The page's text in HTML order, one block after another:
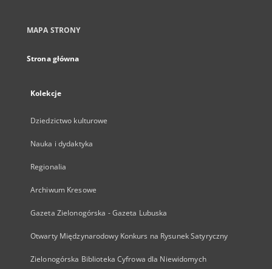
MAPA STRONY
Strona główna
Kolekcje
Dziedzictwo kulturowe
Nauka i dydaktyka
Regionalia
Archiwum Kresowe
Gazeta Zielonogórska - Gazeta Lubuska
Otwarty Międzynarodowy Konkurs na Rysunek Satyryczny
Zielonogórska Biblioteka Cyfrowa dla Niewidomych